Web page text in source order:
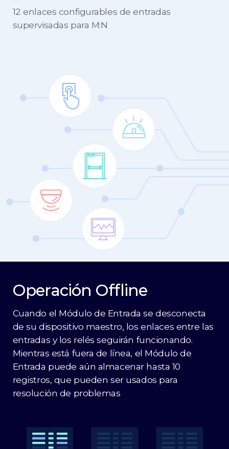
12 enlaces configurables de entradas
supervisadas para M:N
Operación Offline
Cuando el Módulo de Entrada se desconecta
de su dispositivo maestro, los enlaces entre las
entradas y los relés seguirán funcionando.
Mientras está fuera de línea, el Módulo de
Entrada puede aún almacenar hasta 10
registros, que pueden ser usados para
resolución de problemas